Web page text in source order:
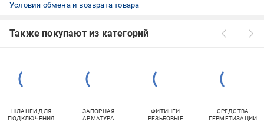
Условия обмена и возврата товара
Также покупают из категорий
ШЛАНГИ ДЛЯ
ПОДКЛЮЧЕНИЯ
ЗАПОРНАЯ
АРМАТУРА
ФИТИНГИ
РЕЗЬБОВЫЕ
СРЕДСТВА
ГЕРМЕТИЗАЦИИ